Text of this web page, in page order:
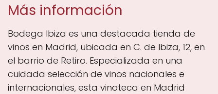
Más información
Bodega Ibiza es una destacada tienda de
vinos en Madrid, ubicada en C. de Ibiza, 12, en
el barrio de Retiro. Especializada en una
cuidada selección de vinos nacionales e
internacionales, esta vinoteca en Madrid